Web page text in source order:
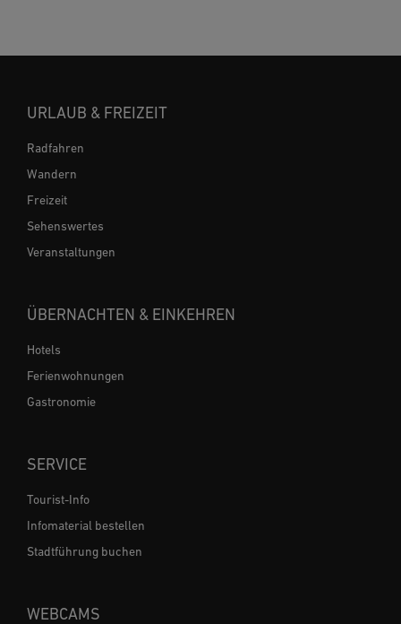
URLAUB & FREIZEIT
Radfahren
Wandern
Freizeit
Sehenswertes
Veranstaltungen
ÜBERNACHTEN & EINKEHREN
Hotels
Ferienwohnungen
Gastronomie
SERVICE
Tourist-Info
Infomaterial bestellen
Stadtführung buchen
WEBCAMS